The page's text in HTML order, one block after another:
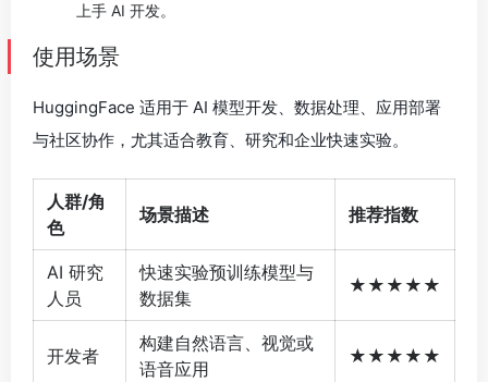
上手 AI 开发。
使用场景
HuggingFace 适用于 AI 模型开发、数据处理、应用部署
与社区协作，尤其适合教育、研究和企业快速实验。
人群/角
色
场景描述 推荐指数
AI 研究
人员
快速实验预训练模型与
数据集
★★★★★
开发者
构建自然语言、视觉或
语音应用
★★★★★